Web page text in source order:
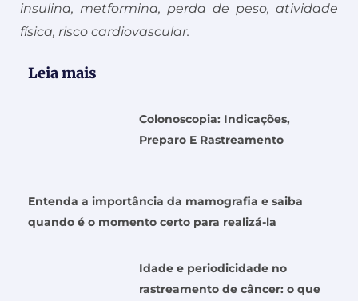
insulina, metformina, perda de peso, atividade
física, risco cardiovascular.
Leia mais
Colonoscopia: Indicações,
Preparo E Rastreamento
Entenda a importância da mamografia e saiba
quando é o momento certo para realizá-la
Idade e periodicidade no
rastreamento de câncer: o que